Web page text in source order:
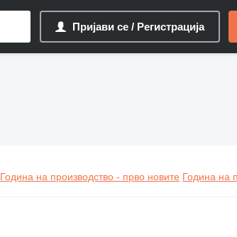
Пријави се / Регистрација
Година на производство - прво новите Година на